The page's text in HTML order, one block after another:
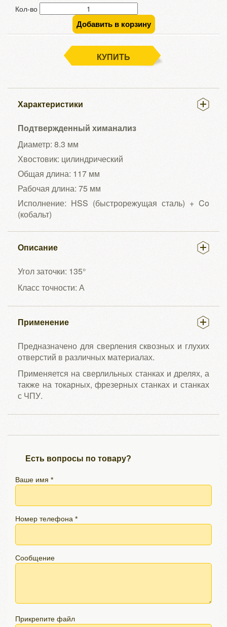
Кол-во
Добавить в корзину
КУПИТЬ
Характеристики
Подтвержденный химанализ
Диаметр: 8.3 мм
Хвостовик: цилиндрический
Общая длина: 117 мм
Рабочая длина: 75 мм
Исполнение: HSS (быстрорежущая сталь) + Co
(кобальт)
Описание
Угол заточки: 135°
Класс точности: А
Применение
Предназначено для сверления сквозных и глухих
отверстий в различных материалах.
Применяется на сверлильных станках и дрелях, а
также на токарных, фрезерных станках и станках
с ЧПУ.
Есть вопросы по товару?
Ваше имя *
Номер телефона *
Сообщение
Прикрепите файл